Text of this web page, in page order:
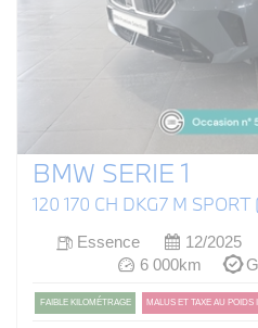
BMW SERIE 1
120 170 CH DKG7 M SPORT
Essence 12/2025
6 000km
FAIBLE KILOMÉTRAGE MALUS ET TAXE AU POIDS